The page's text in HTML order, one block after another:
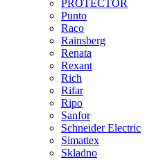
PROTECTOR
Punto
Raco
Rainsberg
Renata
Rexant
Rich
Rifar
Ripo
Sanfor
Schneider Electric
Simattex
Skladno